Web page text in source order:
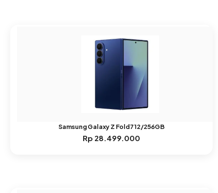
Samsung Galaxy Z Fold7 12/256GB
Rp 28.499.000